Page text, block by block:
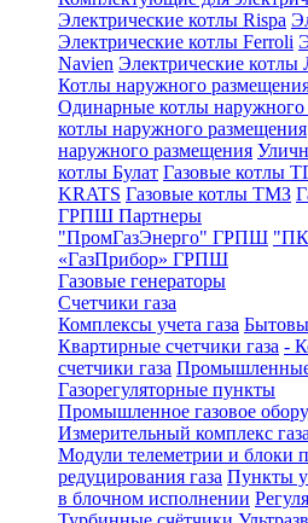
Электрические котлы Rispa
Электрические котлы Ferroli
Navien Электрические котлы
Котлы наружного
Одинарные котлы наружного
котлы наружного размещения
наружного размещения
котлы Булат Газовые котлы
KRATS Газовые котлы ТМЗ
ГРПШ Партнеры
"ПромГазЭнерго" ГРПШ
«ГазПрибор» ГРПШ
Газовые генераторы
Счетчики газа
Комплексы учета газа
Квартирные счетчики газа -
счетчики газа Промышленные
Газорегуляторные пункты
Промышленное газовое
Измерительный комплекс газа
Модули телеметрии и блоки
редуцирования газа Пункты
в блочном исполнении